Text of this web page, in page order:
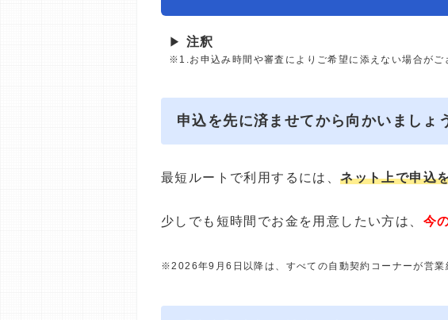
▶ 注釈
※1.お申込み時間や審査によりご希望に添えない場合がご
申込を先に済ませてから向かいましょ
最短ルートで利用するには、ネット上で申込
少しでも短時間でお金を用意したい方は、 今
※2026年9月6日以降は、すべての自動契約コーナーが営業